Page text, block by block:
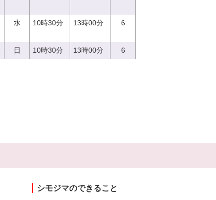
水 10時30分 13時00分 6
日 10時30分 13時00分 6
シモジマのできること